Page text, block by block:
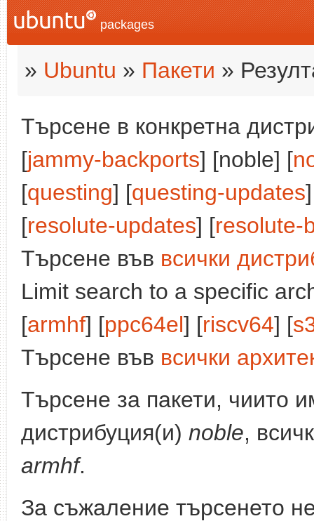
packages
» Ubuntu » Пакети »
Търсене в конкретна
[jammy-backports] [noble] [
[questing] [questing-updates
[resolute-updates] [resolute-
Търсене във всички
Limit search to a specific
[armhf] [ppc64el] [riscv64] [
Търсене във всички
Търсене за пакети, чиито
дистрибуция(и) noble,
armhf.
За съжаление търсенето